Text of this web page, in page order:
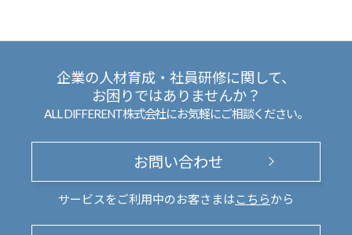
企業の人材育成・社員研修に関して、
お困りではありませんか？
ALL DIFFERENT株式会社にお気軽にご相談ください。
お問い合わせ
サービスをご利用中のお客さまは こちらから